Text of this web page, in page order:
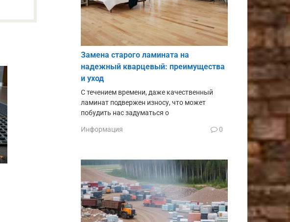
Замена старого ламината на
надежный кварцевый: преимущества
и уход
С течением времени, даже качественный
ламинат подвержен износу, что может
побудить нас задуматься о
Информация 0